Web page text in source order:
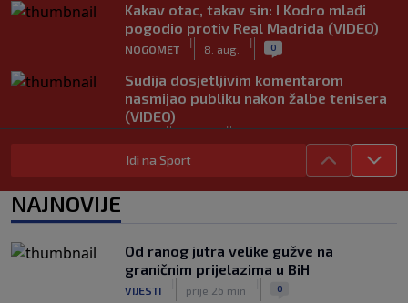
Kakav otac, takav sin: I Kodro mlađi
pogodio protiv Real Madrida (VIDEO)
NOGOMET
|
8. aug.
| 0
Sudija dosjetljivim komentarom
nasmijao publiku nakon žalbe tenisera
(VIDEO)
| |
Haos u Irskoj: Navijač utrčao na teren i
Rivalstvo je ostalo po strani: Real
Madrid se oglasio nakon teškog
gubitka Lionela Messija
Idi na Sport
NAJNOVIJE
Od ranog jutra velike gužve na
graničnim prijelazima u BiH
VIJESTI prije 26 min 0